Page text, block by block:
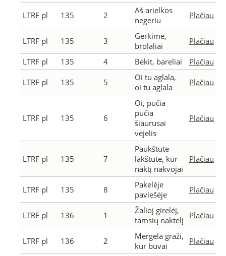
LTRF pl 135 2
Aš arielkos
negeriu
Plačiau
LTRF pl 135 3
Gerkime,
brolaliai
Plačiau
LTRF pl 135 4 Bėkit, bareliai Plačiau
LTRF pl 135 5
Oi tu aglala,
oi tu aglala
Plačiau
LTRF pl 135 6
Oi, pučia
pučia
šiaurusai
vėjelis
Plačiau
LTRF pl 135 7
Paukštute
lakštute, kur
naktį nakvojai
Plačiau
LTRF pl 135 8
Pakelėje
paviešėje
Plačiau
LTRF pl 136 1
Žalioj girelėj,
tamsių naktelį
Plačiau
LTRF pl 136 2
Mergela graži,
kur buvai
Plačiau